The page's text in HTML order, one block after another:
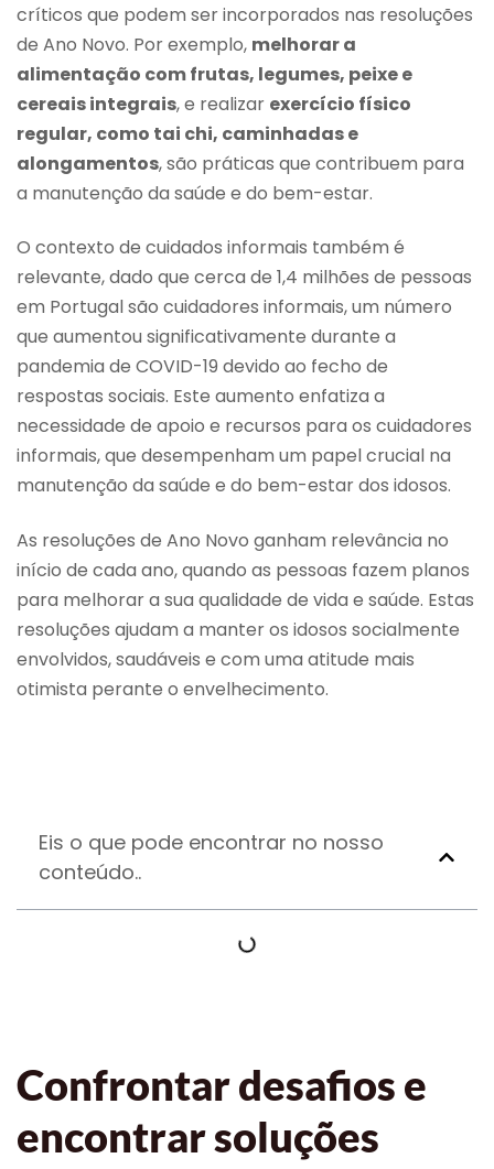
críticos que podem ser incorporados nas resoluções
de Ano Novo. Por exemplo, melhorar a
alimentação com frutas, legumes, peixe e
cereais integrais, e realizar exercício físico
regular, como tai chi, caminhadas e
alongamentos, são práticas que contribuem para
a manutenção da saúde e do bem-estar.
O contexto de cuidados informais também é
relevante, dado que cerca de 1,4 milhões de pessoas
em Portugal são cuidadores informais, um número
que aumentou significativamente durante a
pandemia de COVID-19 devido ao fecho de
respostas sociais. Este aumento enfatiza a
necessidade de apoio e recursos para os cuidadores
informais, que desempenham um papel crucial na
manutenção da saúde e do bem-estar dos idosos.
As resoluções de Ano Novo ganham relevância no
início de cada ano, quando as pessoas fazem planos
para melhorar a sua qualidade de vida e saúde. Estas
resoluções ajudam a manter os idosos socialmente
envolvidos, saudáveis e com uma atitude mais
otimista perante o envelhecimento.
Eis o que pode encontrar no nosso
conteúdo..
Confrontar desafios e
encontrar soluções